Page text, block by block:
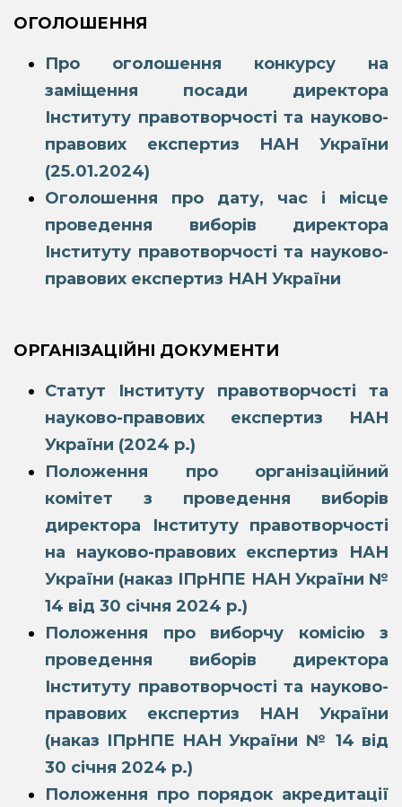
ОГОЛОШЕННЯ
Про оголошення конкурсу на
заміщення посади директора
Інституту правотворчості та науково-
правових експертиз НАН України
(25.01.2024)
Оголошення про дату, час і місце
проведення виборів директора
Інституту правотворчості та науково-
правових експертиз НАН України
ОРГАНІЗАЦІЙНІ ДОКУМЕНТИ
Статут Інституту правотворчості та
науково-правових експертиз НАН
України (2024 р.)
Положення про організаційний
комітет з проведення виборів
директора Інституту правотворчості
на науково-правових експертиз НАН
України (наказ ІПрНПЕ НАН України №
14 від 30 січня 2024 р.)
Положення про виборчу комісію з
проведення виборів директора
Інституту правотворчості та науково-
правових експертиз НАН України
(наказ ІПрНПЕ НАН України № 14 від
30 січня 2024 р.)
Положення про порядок акредитації